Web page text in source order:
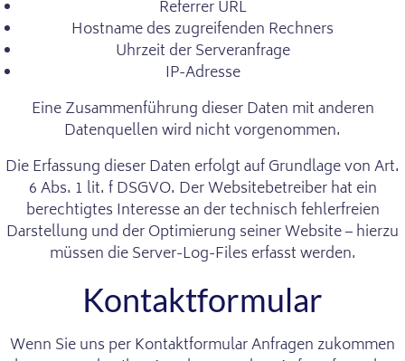
Referrer URL
Hostname des zugreifenden Rechners
Uhrzeit der Serveranfrage
IP-Adresse
Eine Zusammenführung dieser Daten mit anderen
Datenquellen wird nicht vorgenommen.
Die Erfassung dieser Daten erfolgt auf Grundlage von Art.
6 Abs. 1 lit. f DSGVO. Der Websitebetreiber hat ein
berechtigtes Interesse an der technisch fehlerfreien
Darstellung und der Optimierung seiner Website – hierzu
müssen die Server-Log-Files erfasst werden.
Kontaktformular
Wenn Sie uns per Kontaktformular Anfragen zukommen